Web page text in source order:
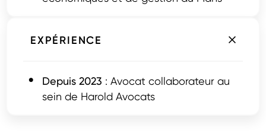
EXPÉRIENCE
Depuis 2023 : Avocat collaborateur au
sein de Harold Avocats